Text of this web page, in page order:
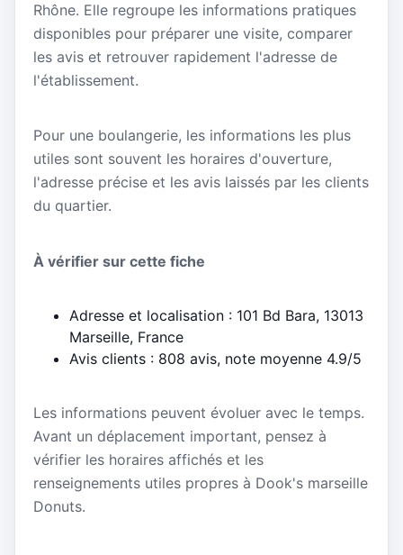
Rhône. Elle regroupe les informations pratiques
disponibles pour préparer une visite, comparer
les avis et retrouver rapidement l'adresse de
l'établissement.
Pour une boulangerie, les informations les plus
utiles sont souvent les horaires d'ouverture,
l'adresse précise et les avis laissés par les clients
du quartier.
À vérifier sur cette fiche
Adresse et localisation : 101 Bd Bara, 13013
Marseille, France
Avis clients : 808 avis, note moyenne 4.9/5
Les informations peuvent évoluer avec le temps.
Avant un déplacement important, pensez à
vérifier les horaires affichés et les
renseignements utiles propres à Dook's marseille
Donuts.